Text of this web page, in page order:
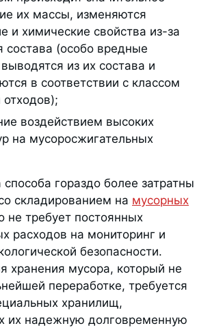
их массы, изменяются
и химические свойства из-за
состава (особо вредные
из их состава и
в соответствии с классом
отходов);
воздействием высоких
на мусоросжигательных
гораздо более затратны
складированием на мусорных
не требует постоянных
расходов на мониторинг и
безопасности.
хранения мусора, который не
переработке, требуется
хранилищ,
их надежную долговременную